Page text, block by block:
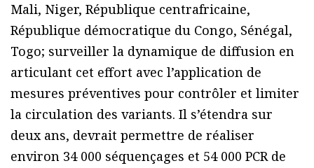
Mali, Niger, République centrafricaine,
République démocratique du Congo, Sénégal,
Togo; surveiller la dynamique de diffusion en
articulant cet effort avec l’application de
mesures préventives pour contrôler et limiter
la circulation des variants. Il s’étendra sur
deux ans, devrait permettre de réaliser
environ 34 000 séquençages et 54 000 PCR de